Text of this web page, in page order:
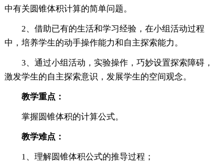
中有关圆锥体积计算的简单问题。
2、借助已有的生活和学习经验，在小组活动过程
中，培养学生的动手操作能力和自主探索能力。
3、通过小组活动，实验操作，巧妙设置探索障碍，
激发学生的自主探索意识，发展学生的空间观念。
教学重点：
掌握圆锥体积的计算公式。
教学难点：
1、理解圆锥体积公式的推导过程；